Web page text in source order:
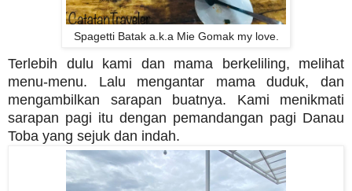
Spagetti Batak a.k.a Mie Gomak my love.
Terlebih dulu kami dan mama berkeliling, melihat
menu-menu. Lalu mengantar mama duduk, dan
mengambilkan sarapan buatnya. Kami menikmati
sarapan pagi itu dengan pemandangan pagi Danau
Toba yang sejuk dan indah.